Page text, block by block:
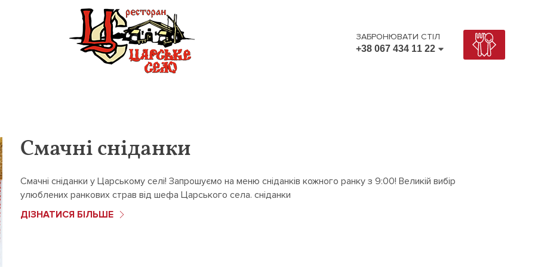
ЗАБРОНЮВАТИ СТІЛ
+38 067 434 11 22
Смачні сніданки
Смачні сніданки у Царському селі! Запрошуємо на меню сніданків кожного ранку з 9:00! Великій вибір
улюблених ранкових страв від шефа Царського села. сніданки
ДІЗНАТИСЯ БІЛЬШЕ